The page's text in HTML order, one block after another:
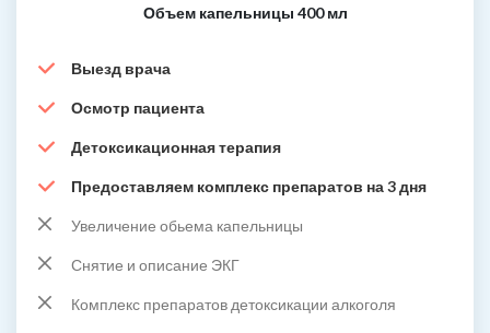
Объем капельницы 400 мл
Выезд врача
Осмотр пациента
Детоксикационная терапия
Предоставляем комплекс препаратов на 3 дня
Увеличение обьема капельницы
Снятие и описание ЭКГ
Комплекс препаратов детоксикации алкоголя